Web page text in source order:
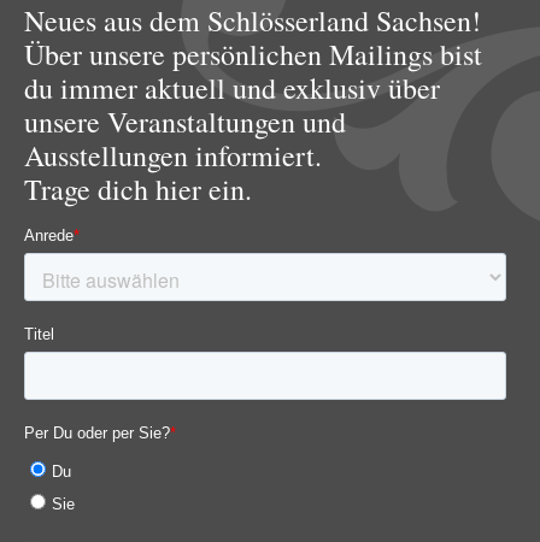
Neues aus dem Schlösserland Sachsen!
Über unsere persönlichen Mailings bist
du immer aktuell und exklusiv über
unsere Veranstaltungen und
Ausstellungen informiert.
Trage dich hier ein.